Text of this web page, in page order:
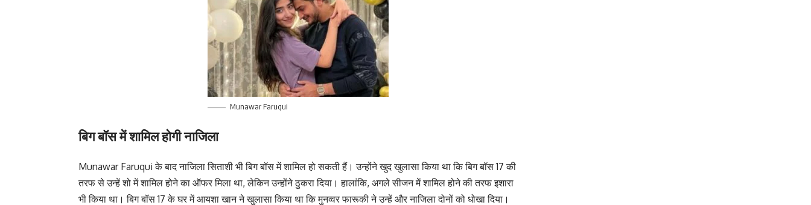
Munawar Faruqui
बिग बॉस में शामिल होगी नाजिला
Munawar Faruqui के बाद नाजिला सिताशी भी बिग बॉस में शामिल हो सकती हैं। उन्होंने खुद खुलासा किया था कि बिग बॉस 17 की
तरफ से उन्हें शो में शामिल होने का ऑफर मिला था, लेकिन उन्होंने ठुकरा दिया। हालांकि, अगले सीजन में शामिल होने की तरफ इशारा
भी किया था। बिग बॉस 17 के घर में आयशा खान ने खुलासा किया था कि मुनव्वर फारूकी ने उन्हें और नाजिला दोनों को धोखा दिया।